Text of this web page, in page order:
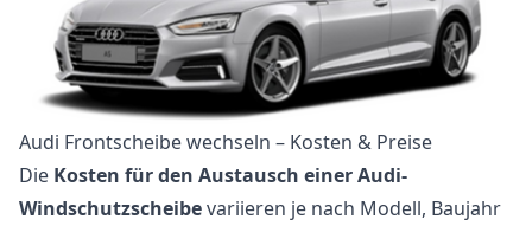
Audi Frontscheibe wechseln – Kosten & Preise
Die Kosten für den Austausch einer Audi-
Windschutzscheibevariieren je nach Modell, Baujahr